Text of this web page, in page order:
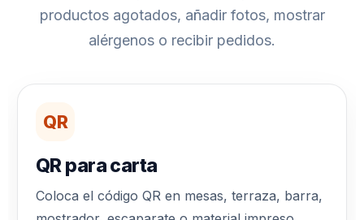
productos agotados, añadir fotos, mostrar
alérgenos o recibir pedidos.
QR
QR para carta
Coloca el código QR en mesas, terraza, barra,